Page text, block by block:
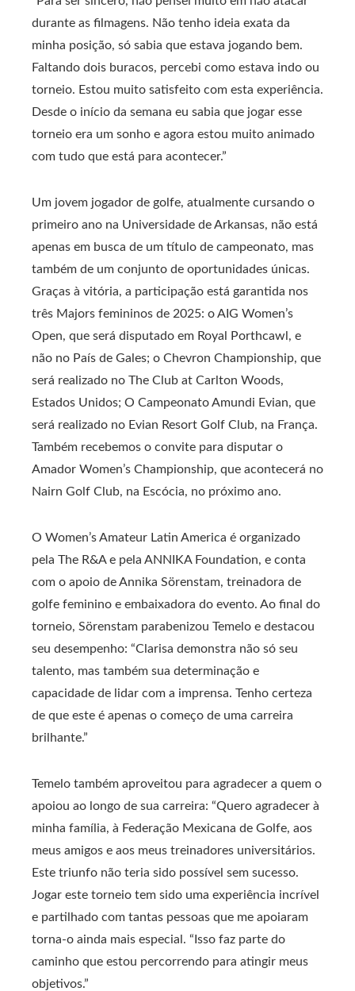
durante as filmagens. Não tenho ideia exata da
minha posição, só sabia que estava jogando bem.
Faltando dois buracos, percebi como estava indo ou
torneio. Estou muito satisfeito com esta experiência.
Desde o início da semana eu sabia que jogar esse
torneio era um sonho e agora estou muito animado
com tudo que está para acontecer.”
Um jovem jogador de golfe, atualmente cursando o
primeiro ano na Universidade de Arkansas, não está
apenas em busca de um título de campeonato, mas
também de um conjunto de oportunidades únicas.
Graças à vitória, a participação está garantida nos
três Majors femininos de 2025: o AIG Women’s
Open, que será disputado em Royal Porthcawl, e
não no País de Gales; o Chevron Championship, que
será realizado no The Club at Carlton Woods,
Estados Unidos; O Campeonato Amundi Evian, que
será realizado no Evian Resort Golf Club, na França.
Também recebemos o convite para disputar o
Amador Women’s Championship, que acontecerá no
Nairn Golf Club, na Escócia, no próximo ano.
O Women’s Amateur Latin America é organizado
pela The R&A e pela ANNIKA Foundation, e conta
com o apoio de Annika Sörenstam, treinadora de
golfe feminino e embaixadora do evento. Ao final do
torneio, Sörenstam parabenizou Temelo e destacou
seu desempenho: “Clarisa demonstra não só seu
talento, mas também sua determinação e
capacidade de lidar com a imprensa. Tenho certeza
de que este é apenas o começo de uma carreira
brilhante.”
Temelo também aproveitou para agradecer a quem o
apoiou ao longo de sua carreira: “Quero agradecer à
minha família, à Federação Mexicana de Golfe, aos
meus amigos e aos meus treinadores universitários.
Este triunfo não teria sido possível sem sucesso.
Jogar este torneio tem sido uma experiência incrível
e partilhado com tantas pessoas que me apoiaram
torna-o ainda mais especial. “Isso faz parte do
caminho que estou percorrendo para atingir meus
objetivos.”